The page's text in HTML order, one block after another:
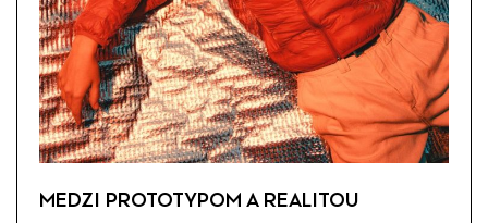
MEDZI PROTOTYPOM A REALITOU